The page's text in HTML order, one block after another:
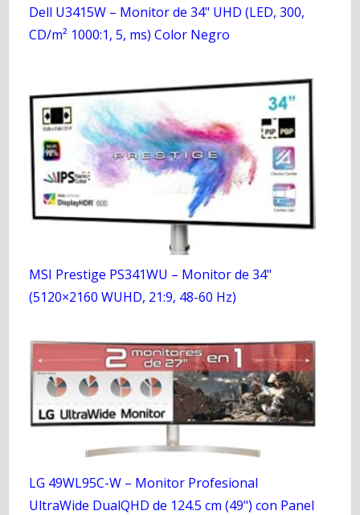
Dell U3415W – Monitor de 34" UHD (LED, 300,
CD/m² 1000:1, 5, ms) Color Negro
MSI Prestige PS341WU – Monitor de 34"
(5120×2160 WUHD, 21:9, 48-60 Hz)
LG 49WL95C-W – Monitor Profesional
UltraWide DualQHD de 124.5 cm (49") con Panel